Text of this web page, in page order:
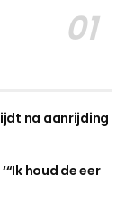
na aanrijding
houd de eer